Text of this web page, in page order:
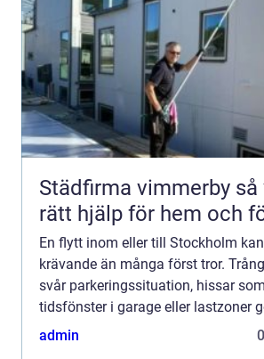
Städfirma vimmerby så väljer du
rätt hjälp för hem och
En flytt inom eller till Stockholm
krävande än många först tror.
svår parkeringssituation, hissar
tidsfönster i garage eller lastzoner
admin